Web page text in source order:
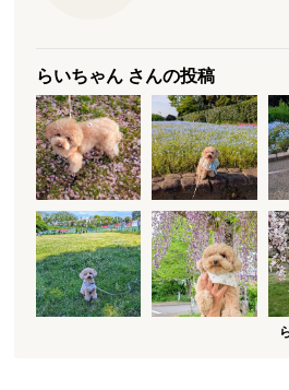
らいちゃん さんの投稿